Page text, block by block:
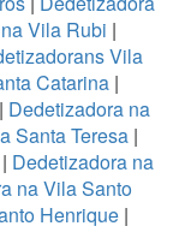
Vila Rubi |
Vila
Catarina|
| Dedetizadora na
Santa Teresa |
Dedetizadora na
na Vila Santo
Henrique |